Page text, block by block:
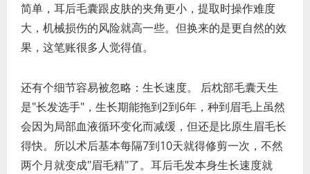
简单，耳后毛囊跟皮肤的夹角更小，提取时操作难度
大，机械损伤的风险就高一些。但换来的是更自然的效
果，这笔账很多人觉得值。
还有个细节容易被忽略：生长速度。 后枕部毛囊天生
是"长发选手"，生长期能拖到2到6年，种到眉毛上虽然
会因为局部血液循环变化而减缓，但还是比原生眉毛长
得快。所以术后基本每隔7到10天就得修剪一次，不然
两个月就变成"眉毛精"了。耳后毛发本身生长速度就